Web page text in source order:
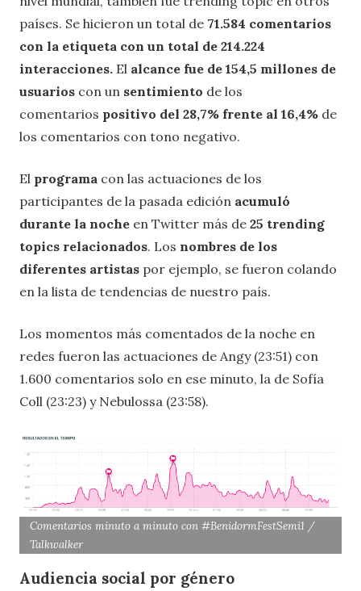
países. Se hicieron un total de 71.584 comentarios
con la etiqueta con un total de 214.224
interacciones. El alcance fue de 154,5 millones de
usuarios con un sentimiento de los
comentarios positivo del 28,7% frente al 16,4% de
los comentarios con tono negativo.
El programa con las actuaciones de los
participantes de la pasada edición acumuló
durante la noche en Twitter más de 25 trending
topics relacionados. Los nombres de los
diferentes artistas por ejemplo, se fueron colando
en la lista de tendencias de nuestro país.
Los momentos más comentados de la noche en
redes fueron las actuaciones de Angy (23:51) con
1.600 comentarios solo en ese minuto, la de Sofía
Coll (23:23) y Nebulossa (23:58).
Comentarios minuto a minuto con #BenidormFestSemi1 /
Talkwalker
Audiencia social por género